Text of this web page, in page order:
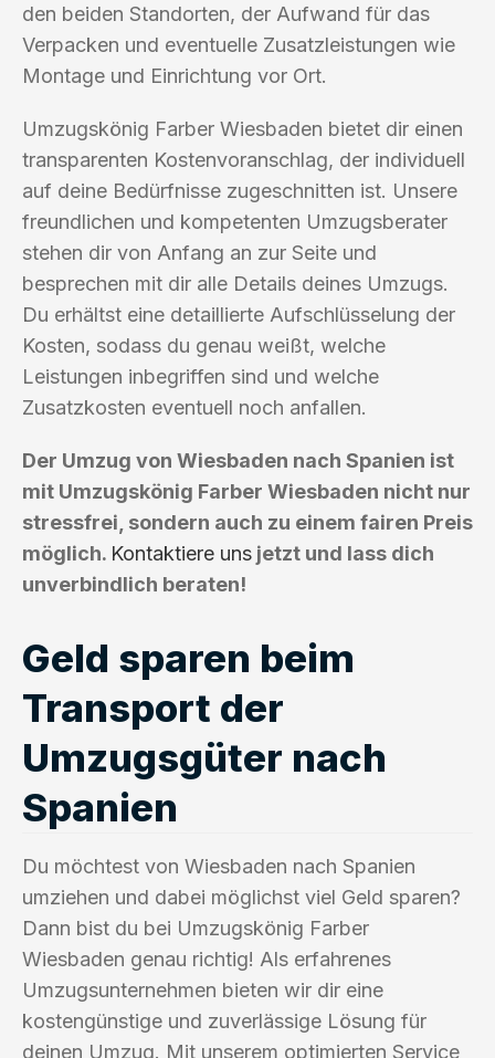
den beiden Standorten, der Aufwand für das
Verpacken und eventuelle Zusatzleistungen wie
Montage und Einrichtung vor Ort.
Umzugskönig Farber Wiesbaden bietet dir einen
transparenten Kostenvoranschlag, der individuell
auf deine Bedürfnisse zugeschnitten ist. Unsere
freundlichen und kompetenten Umzugsberater
stehen dir von Anfang an zur Seite und
besprechen mit dir alle Details deines Umzugs.
Du erhältst eine detaillierte Aufschlüsselung der
Kosten, sodass du genau weißt, welche
Leistungen inbegriffen sind und welche
Zusatzkosten eventuell noch anfallen.
Der Umzug von Wiesbaden nach Spanien ist
mit Umzugskönig Farber Wiesbaden nicht nur
stressfrei, sondern auch zu einem fairen Preis
möglich. Kontaktiere uns jetzt und lass dich
unverbindlich beraten!
Geld sparen beim
Transport der
Umzugsgüter nach
Spanien
Du möchtest von Wiesbaden nach Spanien
umziehen und dabei möglichst viel Geld sparen?
Dann bist du bei Umzugskönig Farber
Wiesbaden genau richtig! Als erfahrenes
Umzugsunternehmen bieten wir dir eine
kostengünstige und zuverlässige Lösung für
deinen Umzug. Mit unserem optimierten Service